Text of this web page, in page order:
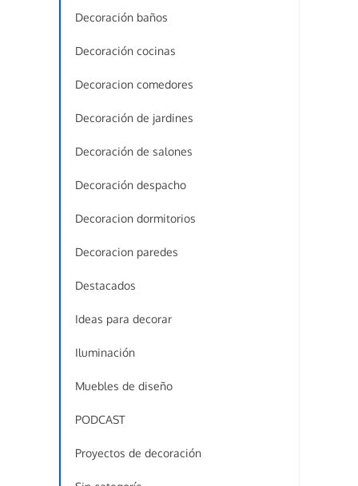
Decoración baños
Decoración cocinas
Decoracion comedores
Decoración de jardines
Decoración de salones
Decoración despacho
Decoracion dormitorios
Decoracion paredes
Destacados
Ideas para decorar
Iluminación
Muebles de diseño
PODCAST
Proyectos de decoración